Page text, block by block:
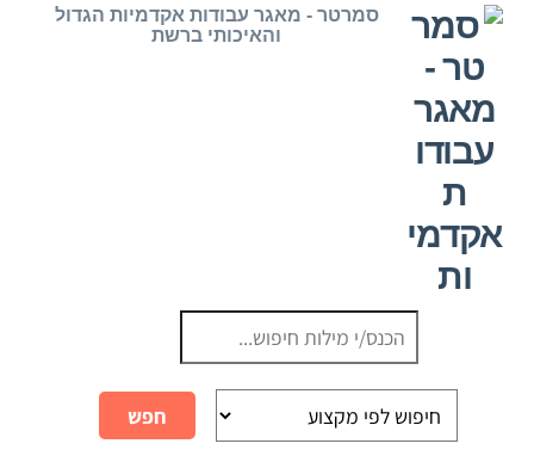
Skip
content
סמרטר - מאגר עבודות אקדמיות הגדול
והאיכותי ברשת